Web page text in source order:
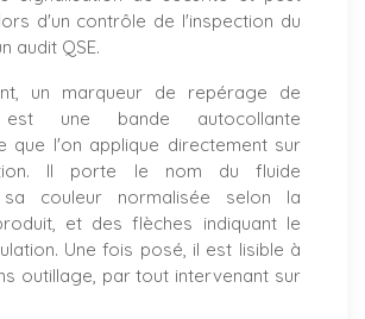
d'un contrôle de l'inspection du
audit QSE.
un marqueur de repérage de
est une bande autocollante
que l'on applique directement sur
Il porte le nom du fluide
sa couleur normalisée selon la
et des flèches indiquant le
Une fois posé, il est lisible à
outillage, par tout intervenant sur